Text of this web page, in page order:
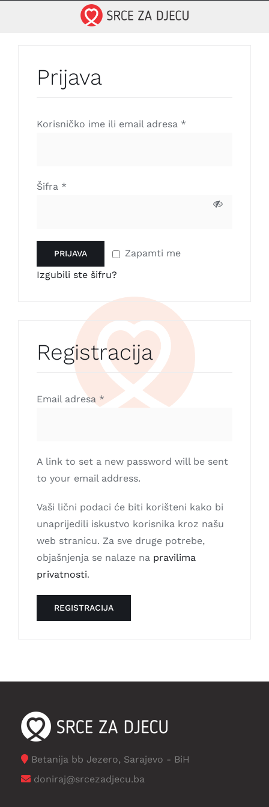
Prijava
Korisničko ime ili email adresa *
Šifra *
Zapamti me
PRIJAVA
Izgubili ste šifru?
Registracija
Email adresa *
A link to set a new password will be sent
to your email address.
Vaši lični podaci će biti korišteni kako bi
unaprijedili iskustvo korisnika kroz našu
web stranicu. Za sve druge potrebe,
objašnjenja se nalaze na pravilima
privatnosti.
REGISTRACIJA
Betanija bb Jezero, Sarajevo - BiH
doniraj@srcezadjecu.ba